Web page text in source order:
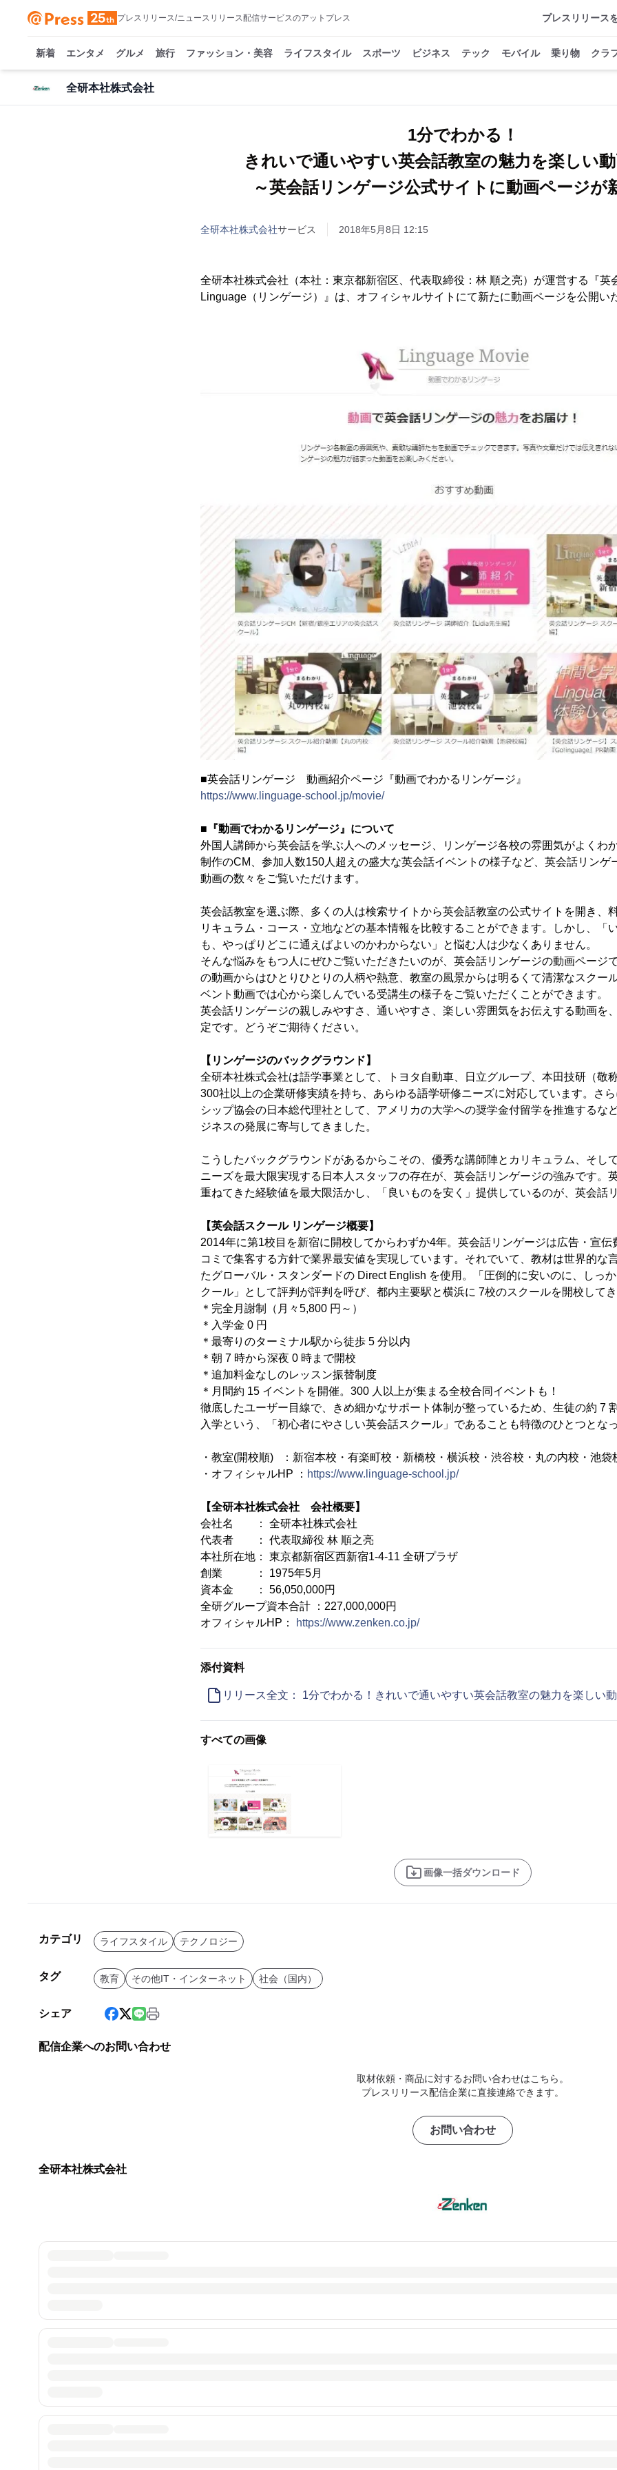
プレスリリース/ニュースリリース配信サービスのアットプレス プレスリリース
新着 エンタメ グルメ 旅行 ファッション・美容 ライフスタイル スポーツ ビジネス テック モバイル 乗り物 クラ
全研本社株式会社
1分でわかる！
きれいで通いやすい英会話教室の魅力を楽しい
～英会話リンゲージ公式サイトに動画ページが
全研本社株式会社サービス 2018年5月8日 12:15
全研本社株式会社（本社：東京都新宿区、代表取締役：林 順之亮）が運営する『英
Linguage（リンゲージ）』は、オフィシャルサイトにて新たに動画ページを公開い
■英会話リンゲージ 動画紹介ページ『動画でわかるリンゲージ』
https://www.linguage-school.jp/movie/
■『動画でわかるリンゲージ』について
外国人講師から英会話を学ぶ人へのメッセージ、リンゲージ各校の雰囲気がよくわ
制作のCM、参加人数150人超えの盛大な英会話イベントの様子など、英会話リンゲ
動画の数々をご覧いただけます。
英会話教室を選ぶ際、多くの人は検索サイトから英会話教室の公式サイトを開き、
リキュラム・コース・立地などの基本情報を比較することができます。しかし、「
も、やっぱりどこに通えばよいのかわからない」と悩む人は少なくありません。
そんな悩みをもつ人にぜひご覧いただきたいのが、英会話リンゲージの動画ページ
の動画からはひとりひとりの人柄や熱意、教室の風景からは明るくて清潔なスクー
ベント動画では心から楽しんでいる受講生の様子をご覧いただくことができます。
英会話リンゲージの親しみやすさ、通いやすさ、楽しい雰囲気をお伝えする動画を
定です。どうぞご期待ください。
【リンゲージのバックグラウンド】
全研本社株式会社は語学事業として、トヨタ自動車、日立グループ、本田技研（敬
300社以上の企業研修実績を持ち、あらゆる語学研修ニーズに対応しています。さ
シップ協会の日本総代理社として、アメリカの大学への奨学金付留学を推進するな
ジネスの発展に寄与してきました。
こうしたバックグラウンドがあるからこその、優秀な講師陣とカリキュラム、そし
ニーズを最大限実現する日本人スタッフの存在が、英会話リンゲージの強みです。
重ねてきた経験値を最大限活かし、「良いものを安く」提供しているのが、英会話
【英会話スクール リンゲージ概要】
2014年に第1校目を新宿に開校してからわずか4年。英会話リンゲージは広告・宣伝
コミで集客する方針で業界最安値を実現しています。それでいて、教材は世界的な
たグローバル・スタンダードの Direct English を使用。「圧倒的に安いのに、しっ
クール」として評判が評判を呼び、都内主要駅と横浜に 7校のスクールを開校してき
＊完全月謝制（月々5,800 円～）
＊入学金 0 円
＊最寄りのターミナル駅から徒歩 5 分以内
＊朝 7 時から深夜 0 時まで開校
＊追加料金なしのレッスン振替制度
＊月間約 15 イベントを開催。300 人以上が集まる全校合同イベントも！
徹底したユーザー目線で、きめ細かなサポート体制が整っているため、生徒の約 7
入学という、「初心者にやさしい英会話スクール」であることも特徴のひとつとな
・教室(開校順) ：新宿本校・有楽町校・新橋校・横浜校・渋谷校・丸の内校・池袋
・オフィシャルHP ： https://www.linguage-school.jp/
【全研本社株式会社 会社概要】
会社名 ： 全研本社株式会社
代表者 ： 代表取締役 林 順之亮
本社所在地： 東京都新宿区西新宿1-4-11 全研プラザ
創業 ： 1975年5月
資本金 ： 56,050,000円
全研グループ資本合計 ：227,000,000円
オフィシャルHP：
https://www.zenken.co.jp/
添付資料
リリース全文： 1分でわかる！きれいで通いやすい英会話教室の魅力を楽しい
すべての画像
画像一括ダウンロード
カテゴリ ライフスタイル テクノロジー
タグ 教育 その他IT・インターネット 社会（国内）
シェア
配信企業へのお問い合わせ
取材依頼・商品に対するお問い合わせはこちら。
プレスリリース配信企業に直接連絡できます。
お問い合わせ
全研本社株式会社